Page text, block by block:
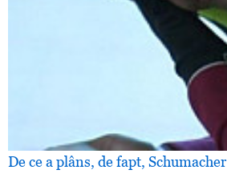
De ce a plâns, de fapt, Schumacher